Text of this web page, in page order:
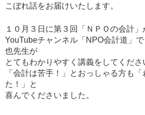
こぼれ話をお届けいたします。
１０月３日に第３回「ＮＰＯの会計」
YouTubeチャンネル「NPO会計道」
也先生が
とてもわかりやすく講義をしてくださ
「会計は苦手！」とおっしゃる方も
た！」と
喜んでくださいました。